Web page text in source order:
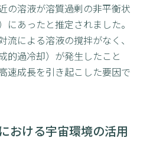
の溶液が溶質過剰の非平衡状
にあったと推定されました。
による溶液の撹拌がなく、
的過冷却）が発生したこと
速成長を引き起こした要因で
おける宇宙環境の活用